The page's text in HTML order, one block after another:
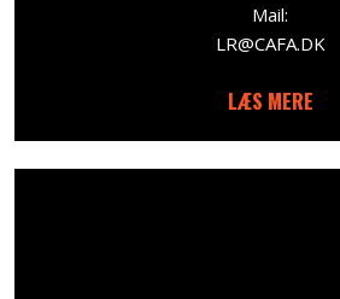
Mail:
LR@CAFA.DK​
LÆS MERE